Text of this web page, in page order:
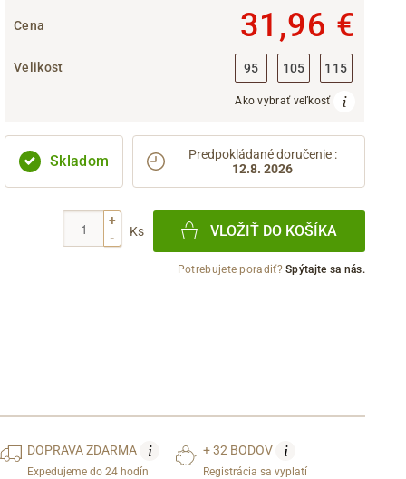
Cena 31,96 €
Velikost 95 105 115
Ako vybrať veľkosť
Skladom Predpokládané doručenie :
12.8. 2026
+
-
Ks VLOŽIŤ DO KOŠÍKA
Potrebujete poradiť?Spýtajte sa nás.
DOPRAVAZDARMA i
Expedujeme do 24 hodín
+ 32 BODOV i
Registrácia sa vyplatí